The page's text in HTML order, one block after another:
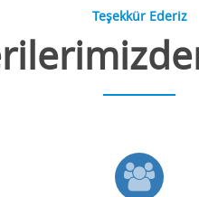
Teşekkür Ederiz